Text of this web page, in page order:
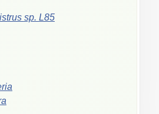
sp. L85